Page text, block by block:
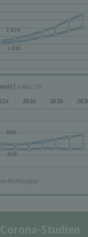
Corona-Studien